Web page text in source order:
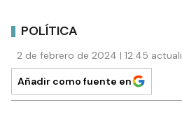
POLÍTICA
2 de febrero de 2024 | 12:45
Añadir como fuente en